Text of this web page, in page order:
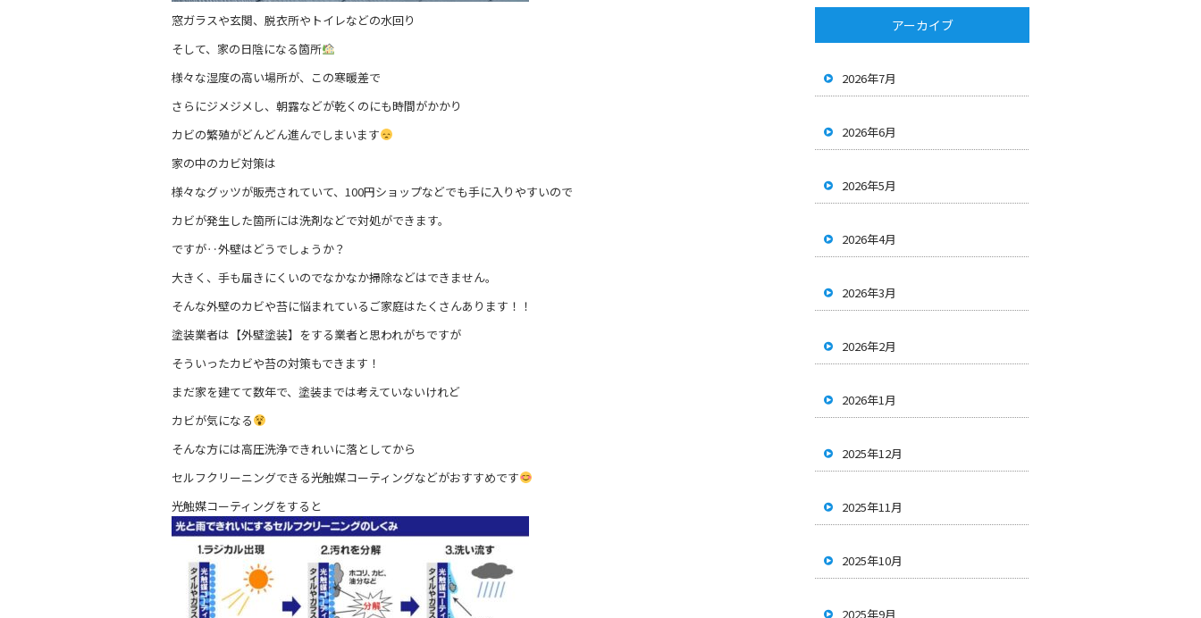
窓ガラスや玄関、脱衣所やトイレなどの水回り
そして、家の日陰になる箇所
様々な湿度の高い場所が、この寒暖差で
さらにジメジメし、朝露などが乾くのにも時間がかかり
カビの繁殖がどんどん進んでしまいます
家の中のカビ対策は
様々なグッツが販売されていて、100円ショップなどでも手に入りやすいので
カビが発生した箇所には洗剤などで対処ができます。
ですが‥外壁はどうでしょうか？
大きく、手も届きにくいのでなかなか掃除などはできません。
そんな外壁のカビや苔に悩まれているご家庭はたくさんあります！！
塗装業者は【外壁塗装】をする業者と思われがちですが
そういったカビや苔の対策もできます！
まだ家を建てて数年で、塗装までは考えていないけれど
カビが気になる
そんな方には高圧洗浄できれいに落としてから
セルフクリーニングできる光触媒コーティングなどがおすすめです
光触媒コーティングをすると
アーカイブ
2026年7月
2026年6月
2026年5月
2026年4月
2026年3月
2026年2月
2026年1月
2025年12月
2025年11月
2025年10月
2025年9月